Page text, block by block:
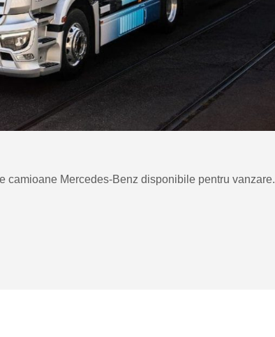
camioane Mercedes-Benz disponibile pentru vanzare.